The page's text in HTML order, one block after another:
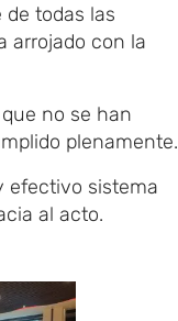
todas las
arrojado con la
no se han
plenamente.
efectivo sistema
al acto.